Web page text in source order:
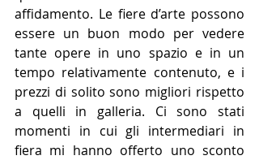
affidamento. Le fiere d’arte possono
essere un buon modo per vedere
tante opere in uno spazio e in un
tempo relativamente contenuto, e i
prezzi di solito sono migliori rispetto
a quelli in galleria. Ci sono stati
momenti in cui gli intermediari in
fiera mi hanno offerto uno sconto